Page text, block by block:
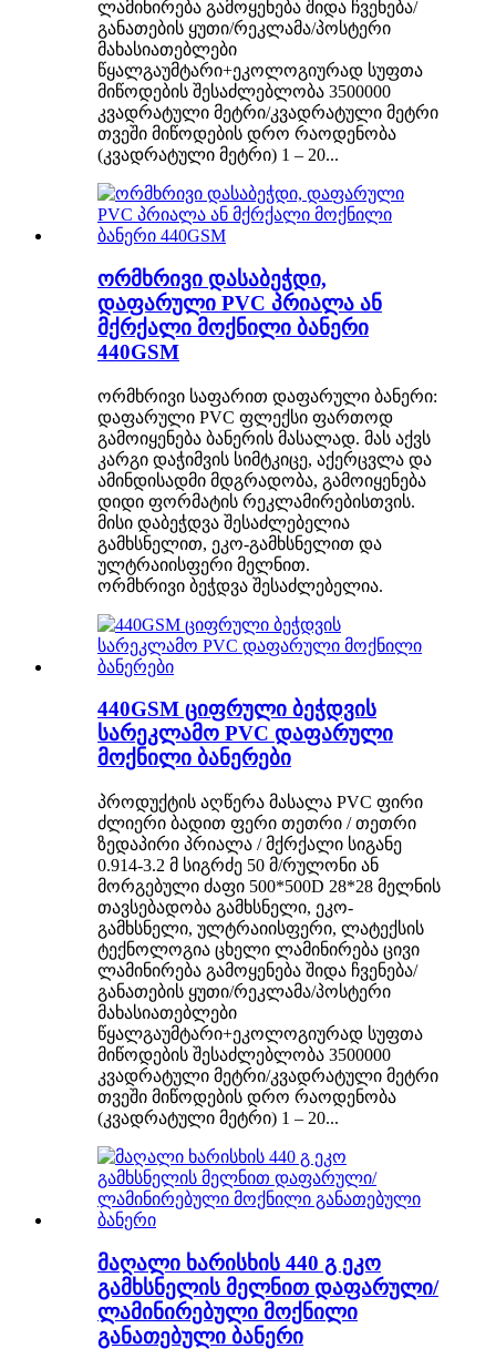
ლამინირება გამოყენება შიდა ჩვენება/
განათების ყუთი/რეკლამა/პოსტერი
მახასიათებლები
წყალგაუმტარი+ეკოლოგიურად სუფთა
მიწოდების შესაძლებლობა 3500000
კვადრატული მეტრი/კვადრატული მეტრი
თვეში მიწოდების დრო რაოდენობა
(კვადრატული მეტრი) 1 – 20...
ორმხრივი დასაბეჭდი,
დაფარული PVC პრიალა ან
მქრქალი მოქნილი ბანერი
440GSM
ორმხრივი საფარით დაფარული ბანერი:
დაფარული PVC ფლექსი ფართოდ
გამოიყენება ბანერის მასალად. მას აქვს
კარგი დაჭიმვის სიმტკიცე, აქერცვლა და
ამინდისადმი მდგრადობა, გამოიყენება
დიდი ფორმატის რეკლამირებისთვის.
მისი დაბეჭდვა შესაძლებელია
გამხსნელით, ეკო-გამხსნელით და
ულტრაიისფერი მელნით.
ორმხრივი ბეჭდვა შესაძლებელია.
440GSM ციფრული ბეჭდვის
სარეკლამო PVC დაფარული
მოქნილი ბანერები
პროდუქტის აღწერა მასალა PVC ფირი
ძლიერი ბადით ფერი თეთრი / თეთრი
ზედაპირი პრიალა / მქრქალი სიგანე
0.914-3.2 მ სიგრძე 50 მ/რულონი ან
მორგებული ძაფი 500*500D 28*28 მელნის
თავსებადობა გამხსნელი, ეკო-
გამხსნელი, ულტრაიისფერი, ლატექსის
ტექნოლოგია ცხელი ლამინირება ცივი
ლამინირება გამოყენება შიდა ჩვენება/
განათების ყუთი/რეკლამა/პოსტერი
მახასიათებლები
წყალგაუმტარი+ეკოლოგიურად სუფთა
მიწოდების შესაძლებლობა 3500000
კვადრატული მეტრი/კვადრატული მეტრი
თვეში მიწოდების დრო რაოდენობა
(კვადრატული მეტრი) 1 – 20...
მაღალი ხარისხის 440 გ ეკო
გამხსნელის მელნით დაფარული/
ლამინირებული მოქნილი
განათებული ბანერი